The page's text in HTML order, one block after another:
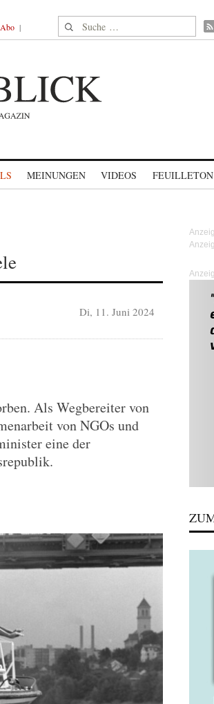
Suche nach:
MEINUNGEN VIDEOS FEUILLETON
Di, 11. Juni 2024
Als Wegbereiter von
von NGOs und
eine der